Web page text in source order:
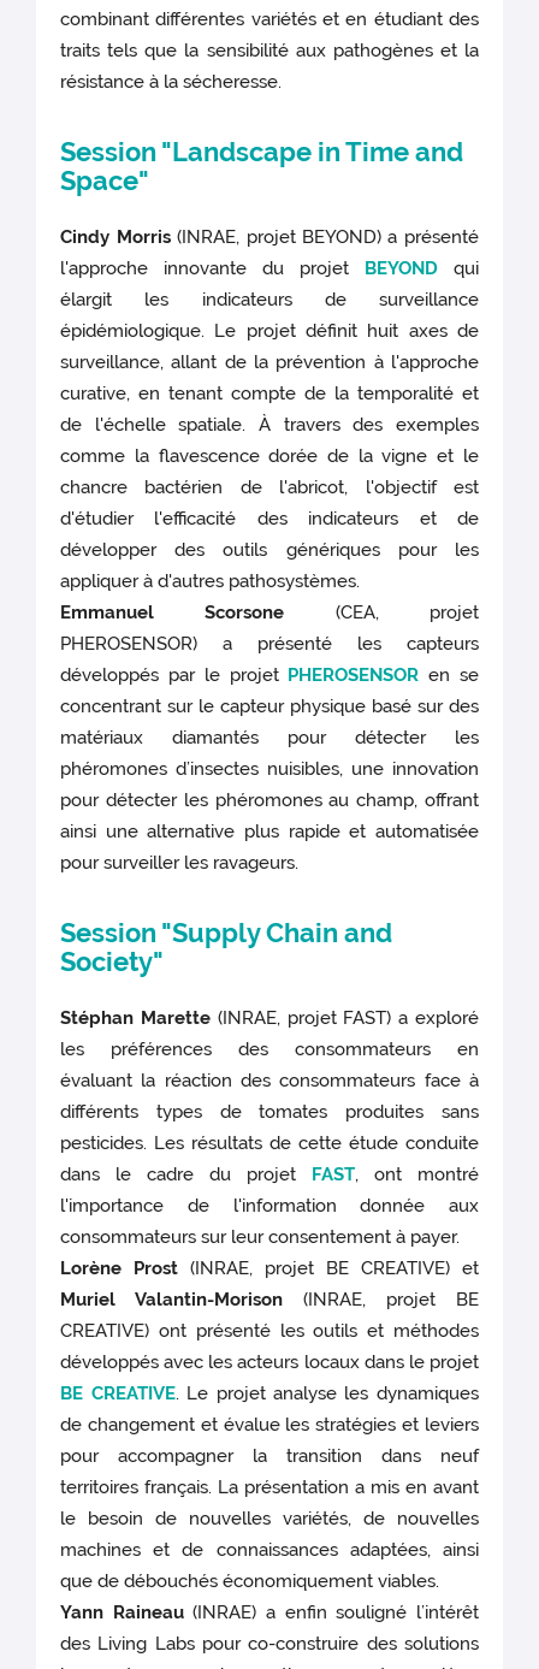
combinant différentes variétés et en étudiant des
traits tels que la sensibilité aux pathogènes et la
résistance à la sécheresse.
Session "Landscape in Time and
Space"
Cindy Morris(INRAE, projet BEYOND) a présenté
l'approche innovante du projet BEYONDqui
élargit les indicateurs de surveillance
épidémiologique. Le projet définit huit axes de
surveillance, allant de la prévention à l'approche
curative, en tenant compte de la temporalité et
de l'échelle spatiale. À travers des exemples
comme la flavescence dorée de la vigne et le
chancre bactérien de l'abricot, l'objectif est
d'étudier l'efficacité des indicateurs et de
développer des outils génériques pour les
appliquer à d'autres pathosystèmes.
Emmanuel Scorsone (CEA, projet
PHEROSENSOR) a présenté les capteurs
développés par le projet PHEROSENSOR en se
concentrant sur le capteur physique basé sur des
matériaux diamantés pour détecter les
phéromones d’insectes nuisibles, une innovation
pour détecter les phéromones au champ, offrant
ainsi une alternative plus rapide et automatisée
pour surveiller les ravageurs.
Session "Supply Chain and
Society"
Stéphan Marette(INRAE, projet FAST) a exploré
les préférences des consommateurs en
évaluant la réaction des consommateurs face à
différents types de tomates produites sans
pesticides. Les résultats de cette étude conduite
dans le cadre du projet FAST, ont montré
l'importance de l'information donnée aux
consommateurs sur leur consentement à payer.
Lorène Prost(INRAE, projet BE CREATIVE) et
Muriel Valantin-Morison (INRAE, projet BE
CREATIVE) ont présenté les outils et méthodes
développés avec les acteurs locaux dans le projet
BE CREATIVE. Le projet analyse les dynamiques
de changement et évalue les stratégies et leviers
pour accompagner la transition dans neuf
territoires français. La présentation a mis en avant
le besoin de nouvelles variétés, de nouvelles
machines et de connaissances adaptées, ainsi
que de débouchés économiquement viables.
Yann Raineau(INRAE) a enfin souligné l’intérêt
des Living Labs pour co-construire des solutions